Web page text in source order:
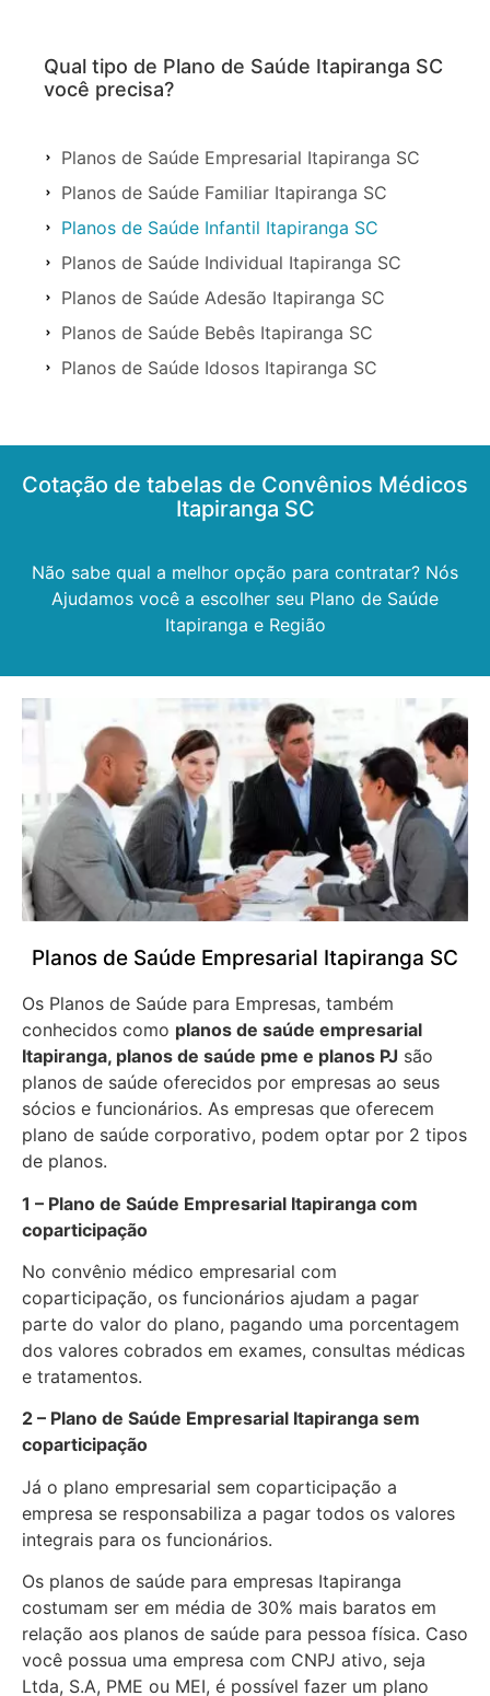
Qual tipo de Plano de Saúde Itapiranga SC
você precisa?
Planos de Saúde Empresarial Itapiranga SC
Planos de Saúde Familiar Itapiranga SC
Planos de Saúde Infantil Itapiranga SC
Planos de Saúde Individual Itapiranga SC
Planos de Saúde Adesão Itapiranga SC
Planos de Saúde Bebês Itapiranga SC
Planos de Saúde Idosos Itapiranga SC
Cotação de tabelas de Convênios Médicos
Itapiranga SC
Não sabe qual a melhor opção para contratar? Nós
Ajudamos você a escolher seu Plano de Saúde
Itapiranga e Região
Planos de Saúde Empresarial Itapiranga SC
Os Planos de Saúde para Empresas, também
conhecidos como planos de saúde empresarial
Itapiranga, planos de saúde pme e planos PJ são
planos de saúde oferecidos por empresas ao seus
sócios e funcionários. As empresas que oferecem
plano de saúde corporativo, podem optar por 2 tipos
de planos.
1 – Plano de Saúde Empresarial Itapiranga com
coparticipação
No convênio médico empresarial com
coparticipação, os funcionários ajudam a pagar
parte do valor do plano, pagando uma porcentagem
dos valores cobrados em exames, consultas médicas
e tratamentos.
2 – Plano de Saúde Empresarial Itapiranga sem
coparticipação
Já o plano empresarial sem coparticipação a
empresa se responsabiliza a pagar todos os valores
integrais para os funcionários.
Os planos de saúde para empresas Itapiranga
costumam ser em média de 30% mais baratos em
relação aos planos de saúde para pessoa física. Caso
você possua uma empresa com CNPJ ativo, seja
Ltda, S.A, PME ou MEI, é possível fazer um plano